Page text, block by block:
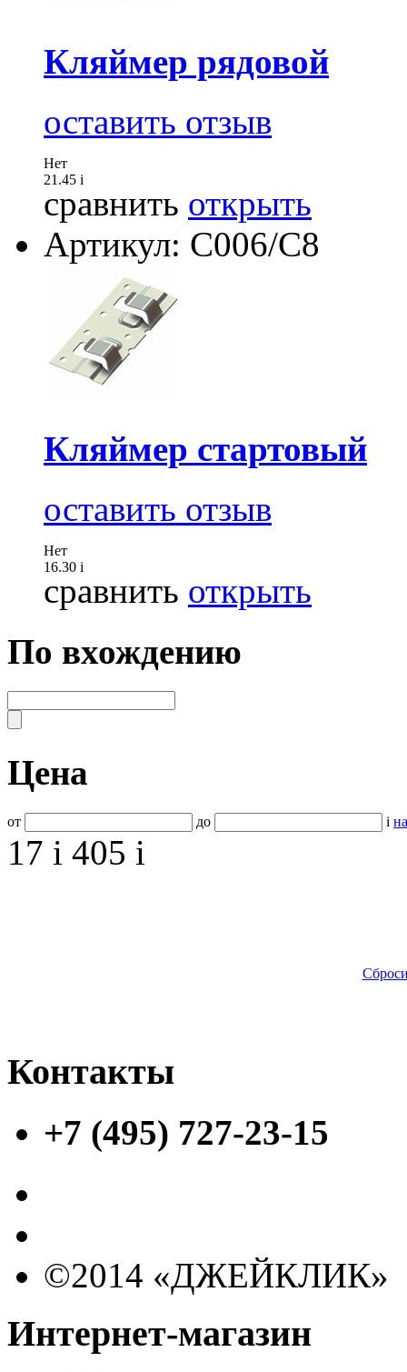
Кляймер рядовой
оставить отзыв
Нет
21.45 i
сравнить открыть
Артикул: С006/С8
Кляймер стартовый
оставить отзыв
Нет
16.30 i
сравнить открыть
По вхождению
Цена
от до i
17 i 405 i
Контакты
+7 (495) 727-23-15
©2014 «ДЖЕЙКЛИК»
Интернет-магазин